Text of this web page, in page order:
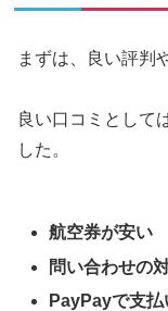
まずは、良い評判
良い口コミとして
した。
航空券が安い
問い合わせの
PayPayで支払